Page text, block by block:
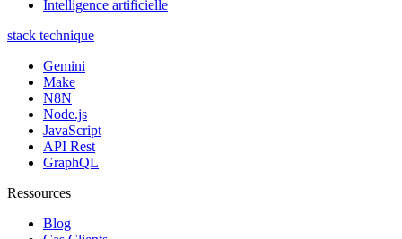
Intelligence artificielle
stack technique
Gemini
Make
N8N
Node.js
JavaScript
API Rest
GraphQL
Ressources
Blog